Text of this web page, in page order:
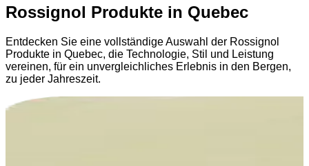
Rossignol Produkte in Quebec
Entdecken Sie eine vollständige Auswahl der Rossignol
Produkte in Quebec, die Technologie, Stil und Leistung
vereinen, für ein unvergleichliches Erlebnis in den Bergen,
zu jeder Jahreszeit.